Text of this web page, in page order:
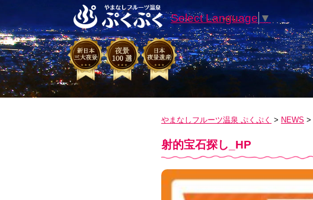
Select Language▼
やまなしフルーツ温泉 ぷくぷく > NEWS >
射的宝石探し_HP